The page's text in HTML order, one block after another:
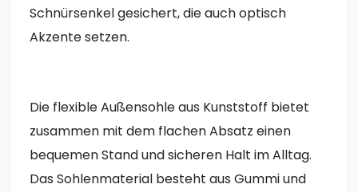
Schnürsenkel gesichert, die auch optisch
Akzente setzen.
Die flexible Außensohle aus Kunststoff bietet
zusammen mit dem flachen Absatz einen
bequemen Stand und sicheren Halt im Alltag.
Das Sohlenmaterial besteht aus Gummi und